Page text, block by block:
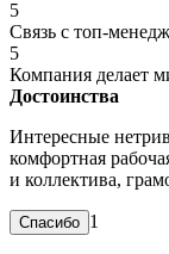
5
Связь с топ-
5
Компания делает
Достоинства
Интересные
комфортная
и коллектива,
1